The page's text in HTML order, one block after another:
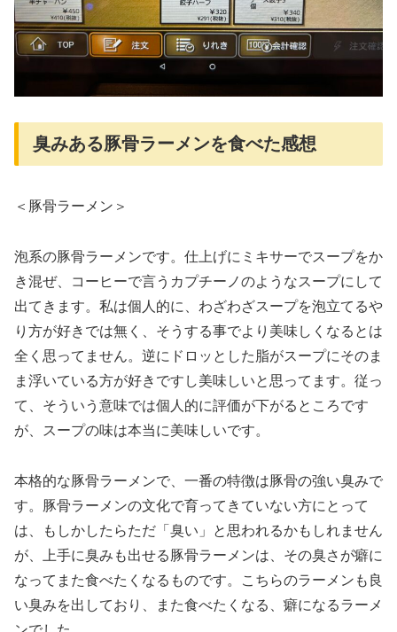
臭みある豚骨ラーメンを食べた感想
＜豚骨ラーメン＞
泡系の豚骨ラーメンです。仕上げにミキサーでスープをか
き混ぜ、コーヒーで言うカプチーノのようなスープにして
出てきます。私は個人的に、わざわざスープを泡立てるや
り方が好きでは無く、そうする事でより美味しくなるとは
全く思ってません。逆にドロッとした脂がスープにそのま
ま浮いている方が好きですし美味しいと思ってます。従っ
て、そういう意味では個人的に評価が下がるところです
が、スープの味は本当に美味しいです。
本格的な豚骨ラーメンで、一番の特徴は豚骨の強い臭みで
す。豚骨ラーメンの文化で育ってきていない方にとって
は、もしかしたらただ「臭い」と思われるかもしれません
が、上手に臭みも出せる豚骨ラーメンは、その臭さが癖に
なってまた食べたくなるものです。こちらのラーメンも良
い臭みを出しており、また食べたくなる、癖になるラーメ